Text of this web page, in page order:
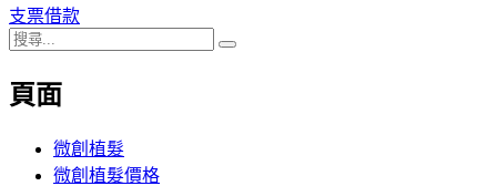
導
覽
支票借款
搜
關
頁面
微創植髮
微創植髮價格